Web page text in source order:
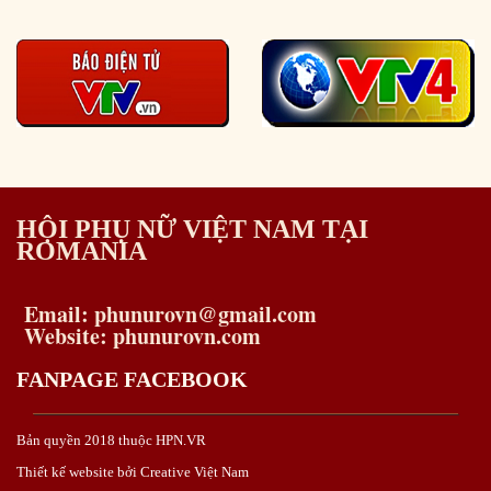
HỘI PHỤ NỮ VIỆT NAM TẠI
ROMANIA
Email: phunurovn@gmail.com
Website: phunurovn.com
FANPAGE FACEBOOK
Bản quyền 2018 thuộc HPN.VR
Thiết kế website bởi Creative Việt Nam